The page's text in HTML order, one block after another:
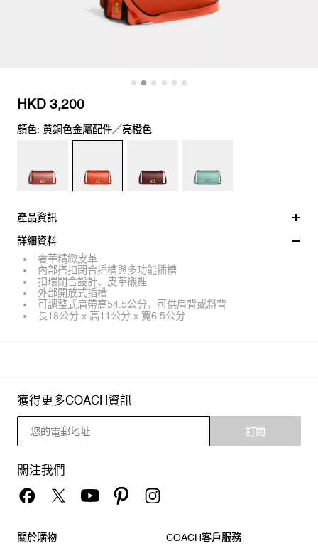
HKD 3,200
顏色: 黄銅色金屬配件／亮橙色
產品資訊
詳細資料
奢華精緻皮革
內部搭扣閉合插槽與多功能插槽
扣環閉合設計、皮革襯裡
外部開放式插槽
可調整式肩帶高54.5公分，可供肩背或斜背
長18公分 x 高11公分 x 寬6.5公分
獲得更多COACH資訊
訂閱
關注我們
關於購物 COACH客戶服務